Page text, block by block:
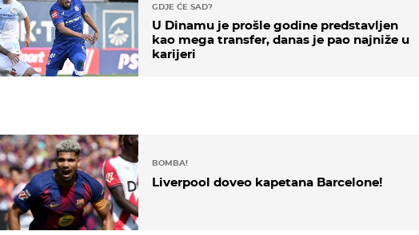
GDJE ĆE SAD?
U Dinamu je prošle godine predstavljen
kao mega transfer, danas je pao najniže u
karijeri
BOMBA!
Liverpool doveo kapetana Barcelone!